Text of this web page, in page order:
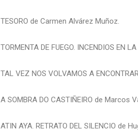
TESORO de Carmen Alvárez Muñoz.
TORMENTA DE FUEGO. INCENDIOS EN
TAL VEZ NOS VOLVAMOS A
A SOMBRA DO CASTIÑEIRO de Marcos
ATIN AYA. RETRATO DEL SILENCIO de